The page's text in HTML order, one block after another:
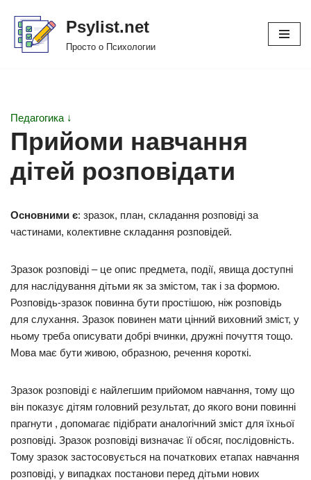
Перейти
Psylist.net
Просто о Психологии
Педагогика ↓
Прийоми навчання
дітей розповідати
Основними є: зразок, план, складання розповіді за
частинами, колективне складання розповідей.
Зразок розповіді – це опис предмета, події, явища доступні
для наслідування дітьми як за змістом, так і за формою.
Розповідь-зразок повинна бути простішою, ніж розповідь
для слухання. Зразок повинен мати цінний виховний зміст, у
ньому треба описувати добрі вчинки, дружні почуття тощо.
Мова має бути живою, образною, речення короткі.
Зразок розповіді є найлегшим прийомом навчання, тому що
він показує дітям головний результат, до якого вони повинні
прагнути , допомагає підібрати аналогічний зміст для їхньої
розповіді. Зразок розповіді визначає її обсяг, послідовність.
Тому зразок застосовується на початкових етапах навчання
розповіді, у випадках постанови перед дітьми нових